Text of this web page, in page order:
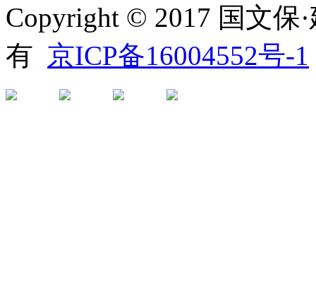
Copyright © 2017 国文保
有 京ICP备16004552号-1